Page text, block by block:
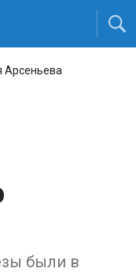
Арсеньева
были в